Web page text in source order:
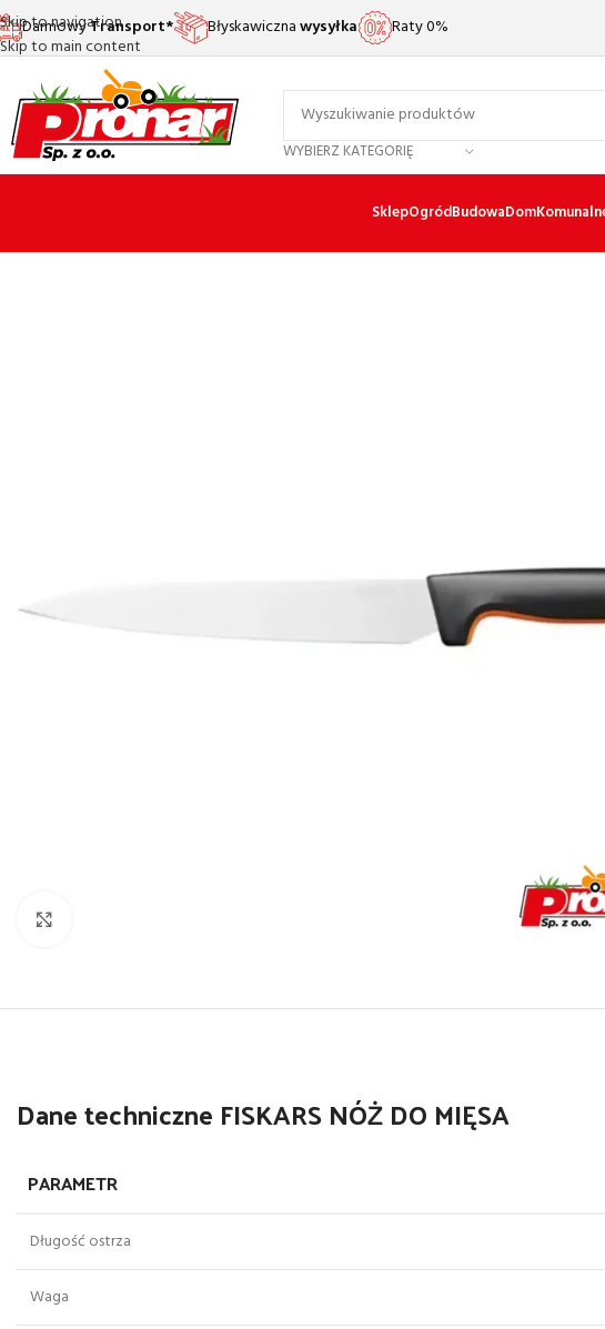
Skip to navigation
Skip to main content
DarmowyTransport* Błyskawicznawysyłka Raty 0%
WYBIERZ KATEGORIĘ
SklepOgródBudowaDom
Dane techniczne FISKARS NÓŻ DO MIĘSA
PARAMETR
Długość ostrza
Waga